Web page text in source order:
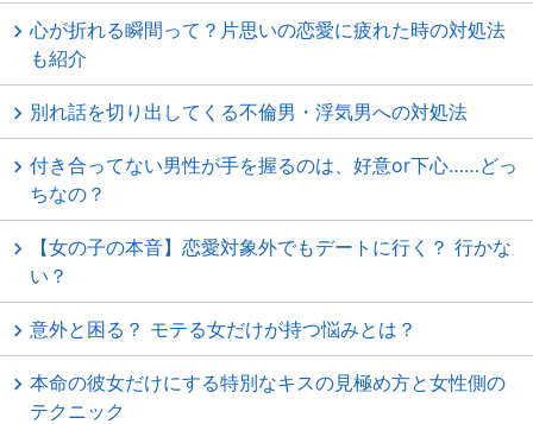
心が折れる瞬間って？片思いの恋愛に疲れた時の対処法
も紹介
別れ話を切り出してくる不倫男・浮気男への対処法
付き合ってない男性が手を握るのは、好意or下心……どっ
ちなの？
【女の子の本音】恋愛対象外でもデートに行く？ 行かな
い？
意外と困る？ モテる女だけが持つ悩みとは？
本命の彼女だけにする特別なキスの見極め方と女性側の
テクニック